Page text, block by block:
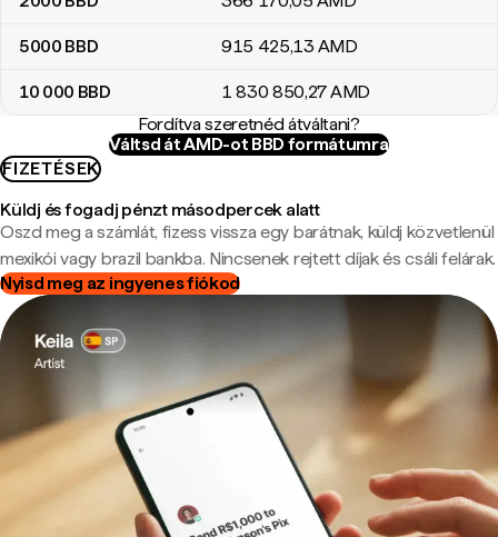
5000 BBD 915 425,13 AMD
10 000 BBD 1 830 850,27AMD
Fordítva szeretnéd átváltani?
Váltsd át AMD-ot BBD formátumra
FIZETÉSEK
Küldj és fogadj pénzt másodpercek alatt
Oszd meg a számlát, fizess vissza egy barátnak, küldj közvetlenül
mexikói vagy brazil bankba. Nincsenek rejtett díjak és csáli felárak.
Nyisd meg az ingyenes fiókod